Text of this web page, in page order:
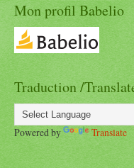
Mon profil Babelio
Traduction /
Powered by Translate